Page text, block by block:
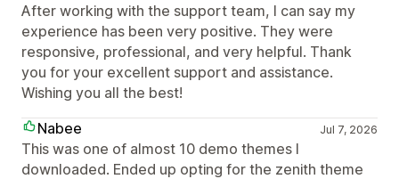
After working with the support team, I can say my
experience has been very positive. They were
responsive, professional, and very helpful. Thank
you for your excellent support and assistance.
Wishing you all the best!
Nabee
Jul 7, 2026
This was one of almost 10 demo themes I
downloaded. Ended up opting for the zenith theme